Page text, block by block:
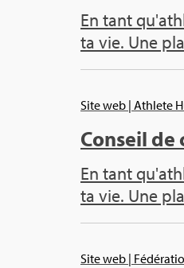
En tant
ta vie. Une
Site web | Ath­lete
Conseil de
En tant
ta vie. Une
Site web |